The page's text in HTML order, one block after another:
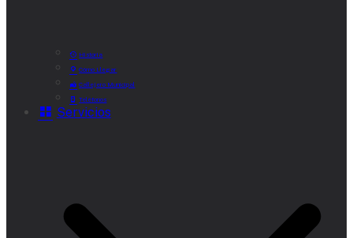
Historia
Cómo Llegar
Callejero Municipal
Teléfonos
Servicios